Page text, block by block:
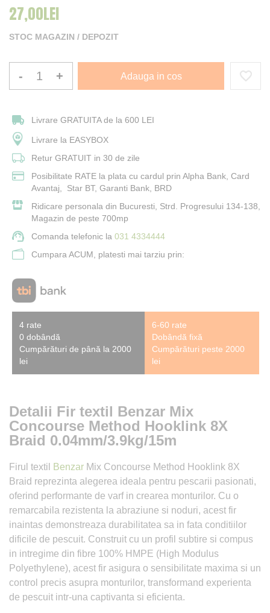
27,00LEI
STOC MAGAZIN / DEPOZIT
- + Adauga in cos
Livrare GRATUITA de la 600 LEI
Livrare la EASYBOX
Retur GRATUIT in 30 de zile
Posibilitate RATE la plata cu cardul prin Alpha Bank, Card
Avantaj, Star BT, Garanti Bank, BRD
Ridicare personala din Bucuresti, Strd. Progresului 134-138,
Magazin de peste 700mp
Comanda telefonic la 031 4334444
Cumpara ACUM, platesti mai tarziu prin:
4 rate
0 dobândă
Cumpărături de până la 2000
lei
6-60 rate
Dobândă fixă
Cumpărături peste 2000
lei
Detalii Fir textil Benzar Mix
Concourse Method Hooklink 8X
Braid 0.04mm/3.9kg/15m
Firul textil Benzar Mix Concourse Method Hooklink 8X
Braid reprezinta alegerea ideala pentru pescarii pasionati,
oferind performante de varf in crearea monturilor. Cu o
remarcabila rezistenta la abraziune si noduri, acest fir
inaintas demonstreaza durabilitatea sa in fata conditiilor
dificile de pescuit. Construit cu un profil subtire si compus
in intregime din fibre 100% HMPE (High Modulus
Polyethylene), acest fir asigura o sensibilitate maxima si un
control precis asupra monturilor, transformand experienta
de pescuit intr-una captivanta si eficienta.